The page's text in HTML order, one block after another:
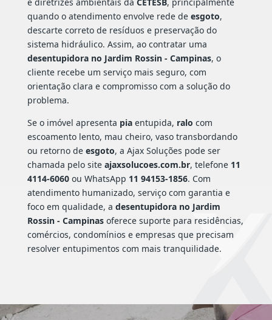
quando o atendimento envolve rede de esgoto,
descarte correto de resíduos e preservação do
sistema hidráulico. Assim, ao contratar uma
desentupidora no Jardim Rossin - Campinas, o
cliente recebe um serviço mais seguro, com
orientação clara e compromisso com a solução do
problema.
Se o imóvel apresenta piaentupida, ralo com
escoamento lento, mau cheiro, vaso transbordando
ou retorno de esgoto, a Ajax Soluções pode ser
chamada pelo site ajaxsolucoes.com.br, telefone 11
4114-6060ou WhatsApp 11 94153-1856. Com
atendimento humanizado, serviço com garantia e
foco em qualidade, a desentupidora no Jardim
Rossin - Campinasoferece suporte para residências,
comércios, condomínios e empresas que precisam
resolver entupimentos com mais tranquilidade.